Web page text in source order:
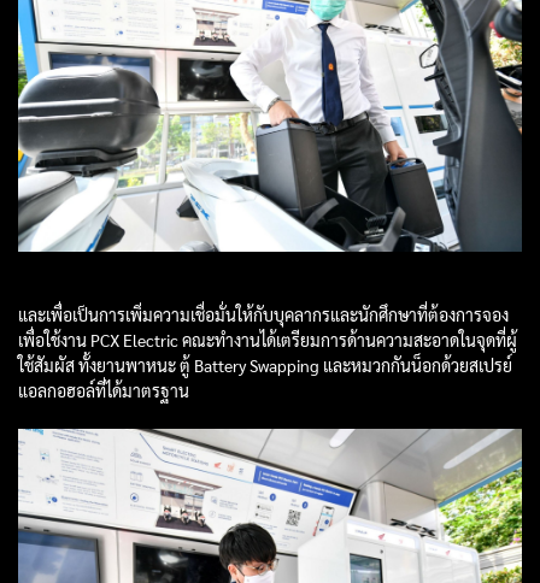
และเพื่อเป็นการเพิ่มความเชื่อมั่นให้กับบุคลากรและนักศึกษาที่ต้องการจอง
เพื่อใช้งาน PCX Electric คณะทำงานได้เตรียมการด้านความสะอาดในจุดที่ผู้
ใช้สัมผัส ทั้งยานพาหนะ ตู้ Battery Swapping และหมวกกันน็อกด้วยสเปรย์
แอลกอฮอล์ที่ได้มาตรฐาน